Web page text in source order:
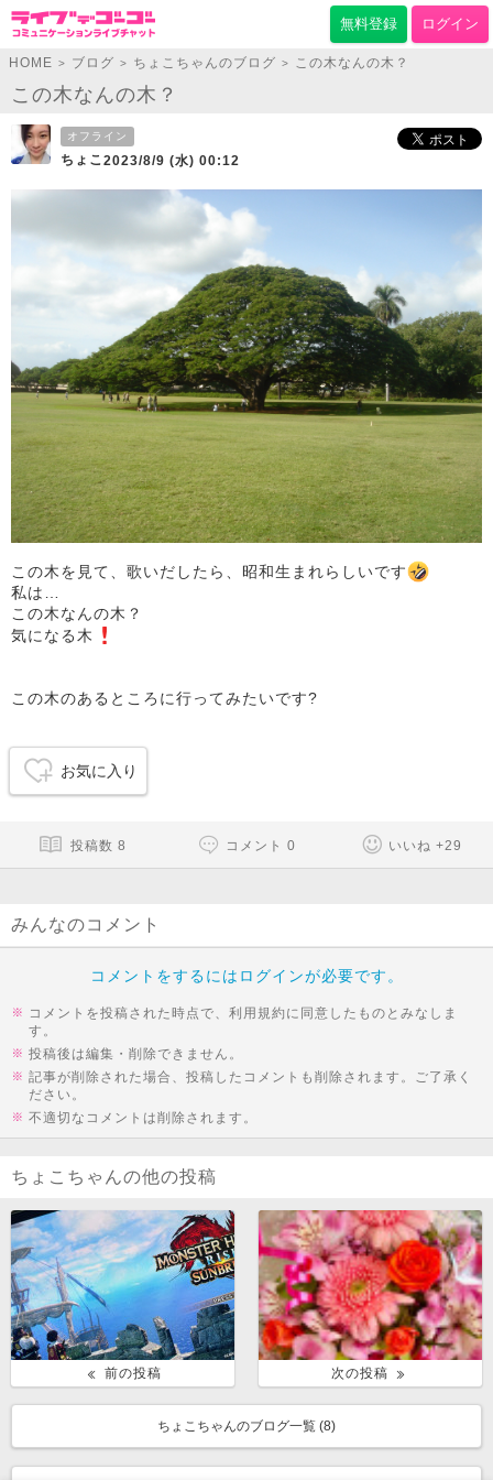
無料登録 ログイン
HOME > ブログ > ちょこちゃんのブログ > この木なんの木？
この木なんの木？
オフライン
ちょこ2023/8/9 (水) 00:12
この木を見て、歌いだしたら、昭和生まれらしいです
私は…
この木なんの木？
気になる木
この木のあるところに行ってみたいです?
お気に入り
投稿数 8 コメント 0 いいね +29
みんなのコメント
コメントをするにはログインが必要です。
コメントを投稿された時点で、利用規約に同意したものとみなしま
す。
投稿後は編集・削除できません。
記事が削除された場合、投稿したコメントも削除されます。ご了承く
ださい。
不適切なコメントは削除されます。
ちょこちゃんの他の投稿
前の投稿 次の投稿
ちょこちゃんのブログ一覧 (8)